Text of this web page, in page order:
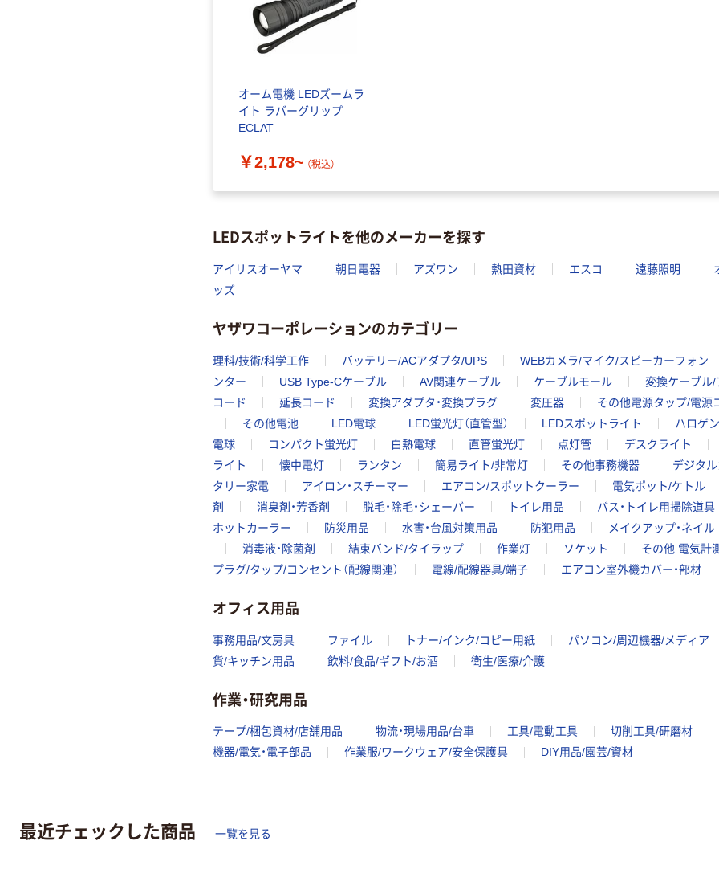
オーム電機 LEDズームラ
イト ラバーグリップ
ECLAT
￥2,178~ （税込）
LEDスポットライトを他のメーカーを探す
アイリスオーヤマ 朝日電器 アズワン 熱田資材 エスコ 遠藤照明
ッズ
ヤザワコーポレーションのカテゴリー
理科/技術/科学工作 バッテリー/ACアダプタ/UPS WEBカメラ/マイク/スピーカーフォン
ンター
USB Type-Cケーブル AV関連ケーブル ケーブルモール 変換ケーブル/
コード
延長コード 変換アダプタ・変換プラグ 変圧器 その他電源タップ/電源
その他電池
LED電球 LED蛍光灯（直管型） LEDスポットライト ハロゲ
電球
コンパクト蛍光灯 白熱電球 直管蛍光灯 点灯管 デスクライト
ライト
懐中電灯 ランタン 簡易ライト/非常灯 その他事務機器 デジタ
タリー家電
アイロン・スチーマー エアコン/スポットクーラー 電気ポット/ケトル
剤
消臭剤・芳香剤 脱毛・除毛・シェーバー トイレ用品 バス・トイレ用掃除道具
ホットカーラー
防災用品 水害・台風対策用品 防犯用品 メイクアップ・ネイル
消毒液・除菌剤
結束バンド/タイラップ 作業灯 ソケット その他 電気計
プラグ/タップ/コンセント（配線関連）
電線/配線器具/端子 エアコン室外機カバー・部材
オフィス用品
事務用品/文房具 ファイル トナー/インク/コピー用紙 パソコン/周辺機器/メディア
貨/キッチン用品
飲料/食品/ギフト/お酒 衛生/医療/介護
作業・研究用品
テープ/梱包資材/店舗用品 物流・現場用品/台車 工具/電動工具 切削工具/研磨材
機器/電気・電子部品
作業服/ワークウェア/安全保護具 DIY用品/園芸/資材
最近チェックした商品 一覧を見る